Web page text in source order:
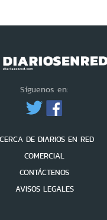
Síguenos en:
DE DIARIOS EN RED
COMERCIAL
CONTÁCTENOS
AVISOS LEGALES